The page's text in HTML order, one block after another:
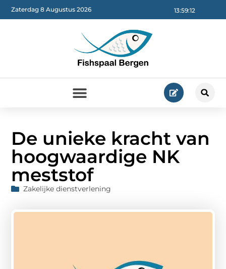
13:59:13
Zaterdag 8 Augustus 2026
De unieke kracht van
hoogwaardige NK
meststof
Zakelijke dienstverlening